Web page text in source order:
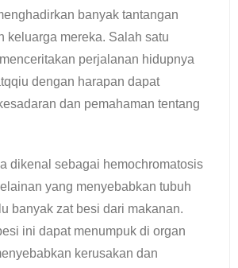
banyak tantangan
keluarga mereka. Salah satu
perjalanan hidupnya
dengan harapan dapat
dan pemahaman tentang
dikenal sebagai hemochromatosis
yang menyebabkan tubuh
banyak zat besi dari makanan.
ini dapat menumpuk di organ
kerusakan dan